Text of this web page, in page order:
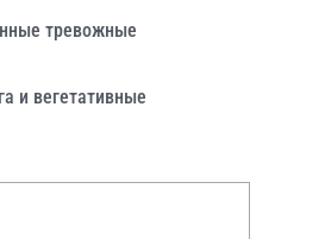
тревожные
и вегетативные